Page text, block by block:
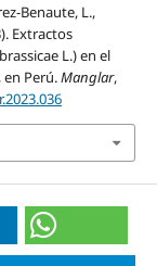
Benaute, L.,
Extractos
L.) en el
en Perú.Manglar,